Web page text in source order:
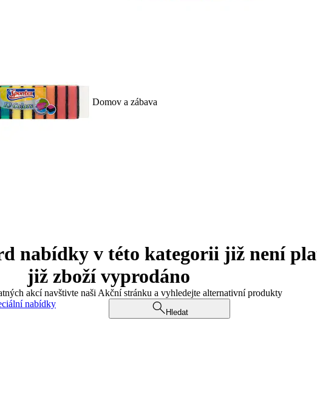
Domov a zábava
nabídky v této kategorii již není
již zboží vyprodáno
akcí navštivte naši Akční stránku a vyhledejte alternativní produkty
nabídky
Hledat